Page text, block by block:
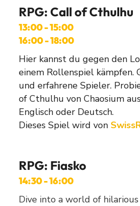
RPG: Call of Cthulhu
13:00 - 15:00
16:00 - 18:00
Hier kannst du gegen den
einem Rollenspiel kämpfen.
und erfahrene Spieler.
of Cthulhu von Chaosium
Englisch oder Deutsch.
Dieses Spiel wird von
RPG: Fiasko
14:30 - 16:00
Dive into a world of